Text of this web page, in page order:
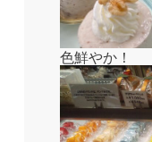
色鮮やか！